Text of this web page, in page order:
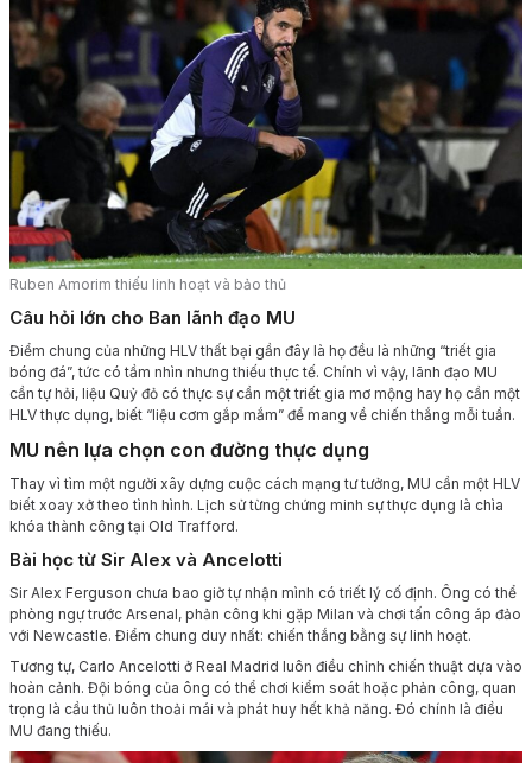
Ruben Amorim thiếu linh hoạt và bảo thủ
Câu hỏi lớn cho Ban lãnh đạo MU
Điểm chung của những HLV thất bại gần đây là họ đều là những “triết gia
bóng đá”, tức có tầm nhìn nhưng thiếu thực tế. Chính vì vậy, lãnh đạo MU
cần tự hỏi, liệu Quỷ đỏ có thực sự cần một triết gia mơ mộng hay họ cần một
HLV thực dụng, biết “liệu cơm gắp mắm” để mang về chiến thắng mỗi tuần.
MU nên lựa chọn con đường thực dụng
Thay vì tìm một người xây dựng cuộc cách mạng tư tưởng, MU cần một HLV
biết xoay xở theo tình hình. Lịch sử từng chứng minh sự thực dụng là chìa
khóa thành công tại Old Trafford.
Bài học từ Sir Alex và Ancelotti
Sir Alex Ferguson chưa bao giờ tự nhận mình có triết lý cố định. Ông có thể
phòng ngự trước Arsenal, phản công khi gặp Milan và chơi tấn công áp đảo
với Newcastle. Điểm chung duy nhất: chiến thắng bằng sự linh hoạt.
Tương tự, Carlo Ancelotti ở Real Madrid luôn điều chỉnh chiến thuật dựa vào
hoàn cảnh. Đội bóng của ông có thể chơi kiểm soát hoặc phản công, quan
trọng là cầu thủ luôn thoải mái và phát huy hết khả năng. Đó chính là điều
MU đang thiếu.